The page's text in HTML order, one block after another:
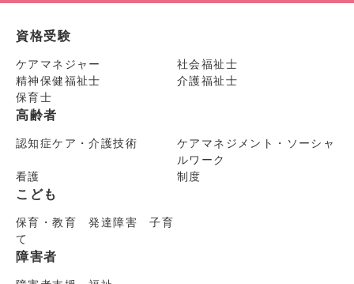
資格受験
ケアマネジャー
社会福祉士
精神保健福祉士
介護福祉士
保育士
高齢者
認知症ケア・介護技術
ケアマネジメント・ソーシャ
ルワーク
看護
制度
こども
保育・教育 発達障害 子育
て
障害者